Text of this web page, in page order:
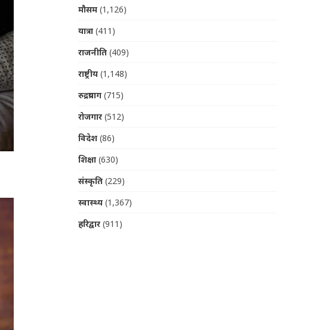
मौसम(1,126)
यात्रा(411)
राजनीति(409)
राष्ट्रीय(1,148)
रुद्रप्रयाग(715)
रोजगार(512)
विदेश(86)
शिक्षा(630)
संस्कृति(229)
स्वास्थ्य(1,367)
हरिद्वार(911)